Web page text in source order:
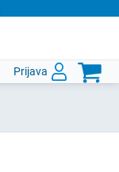
Prijava 